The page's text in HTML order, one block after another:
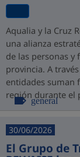
Aqualia y la Cruz
una alianza
de las personas y
provincia. A
entidades suman
región durante el
general
30/06/2026
El Grupo de